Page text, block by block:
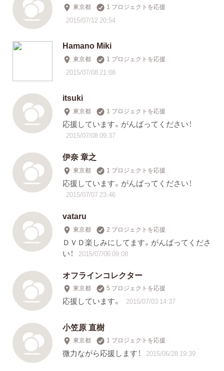
東京都 1 プロジェクトを応援
2015/07/12 20:54
Hamano Miki
東京都 1 プロジェクトを応援
2015/07/08 21:08
itsuki
東京都 1 プロジェクトを応援
応援しています。がんばってください！
2015/07/08 09:37
伊奈 章之
東京都 1 プロジェクトを応援
応援しています。がんばってください！
2015/07/07 23:46
vataru
東京都 2 プロジェクトを応援
ＤＶＤ楽しみにしてます。がんばってくださ
い！
2015/07/06 09:08
オフラインコレクター
東京都 5 プロジェクトを応援
応援しています。 2015/07/03 14:37
小笠原 直樹
東京都 1 プロジェクトを応援
微力ながら応援します！ 2015/06/28 19:39